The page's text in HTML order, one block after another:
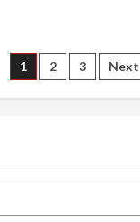
อย่าง
ม
Posts
pagination
1 2 3 Next